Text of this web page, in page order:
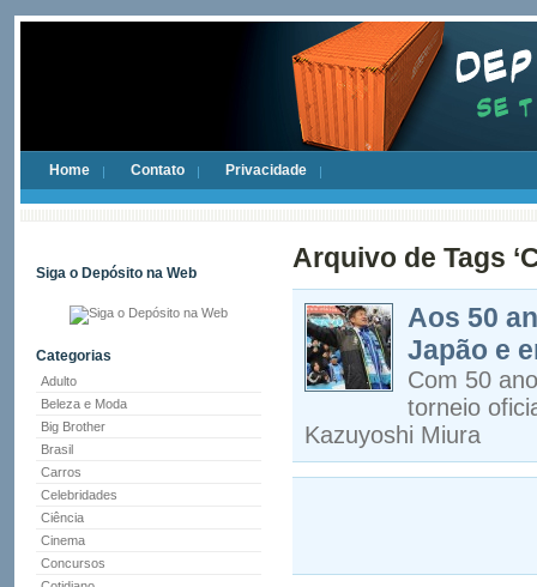
Home Contato Privacidade
Siga o Depósito na Web
Categorias
Adulto
Beleza e Moda
Big Brother
Brasil
Carros
Celebridades
Ciência
Cinema
Concursos
Arquivo de Tags
Aos 50
Japão e
Com 50
torneio
Kazuyoshi Miura